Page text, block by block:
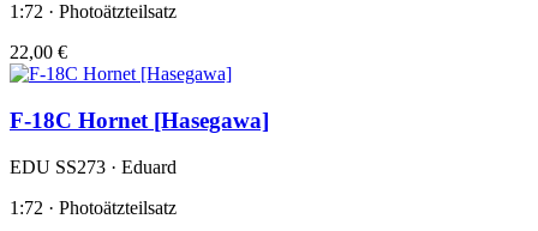
1:72 · Photoätzteilsatz
22,00 €
F-18C Hornet [Hasegawa]
EDU SS273 · Eduard
1:72 · Photoätzteilsatz